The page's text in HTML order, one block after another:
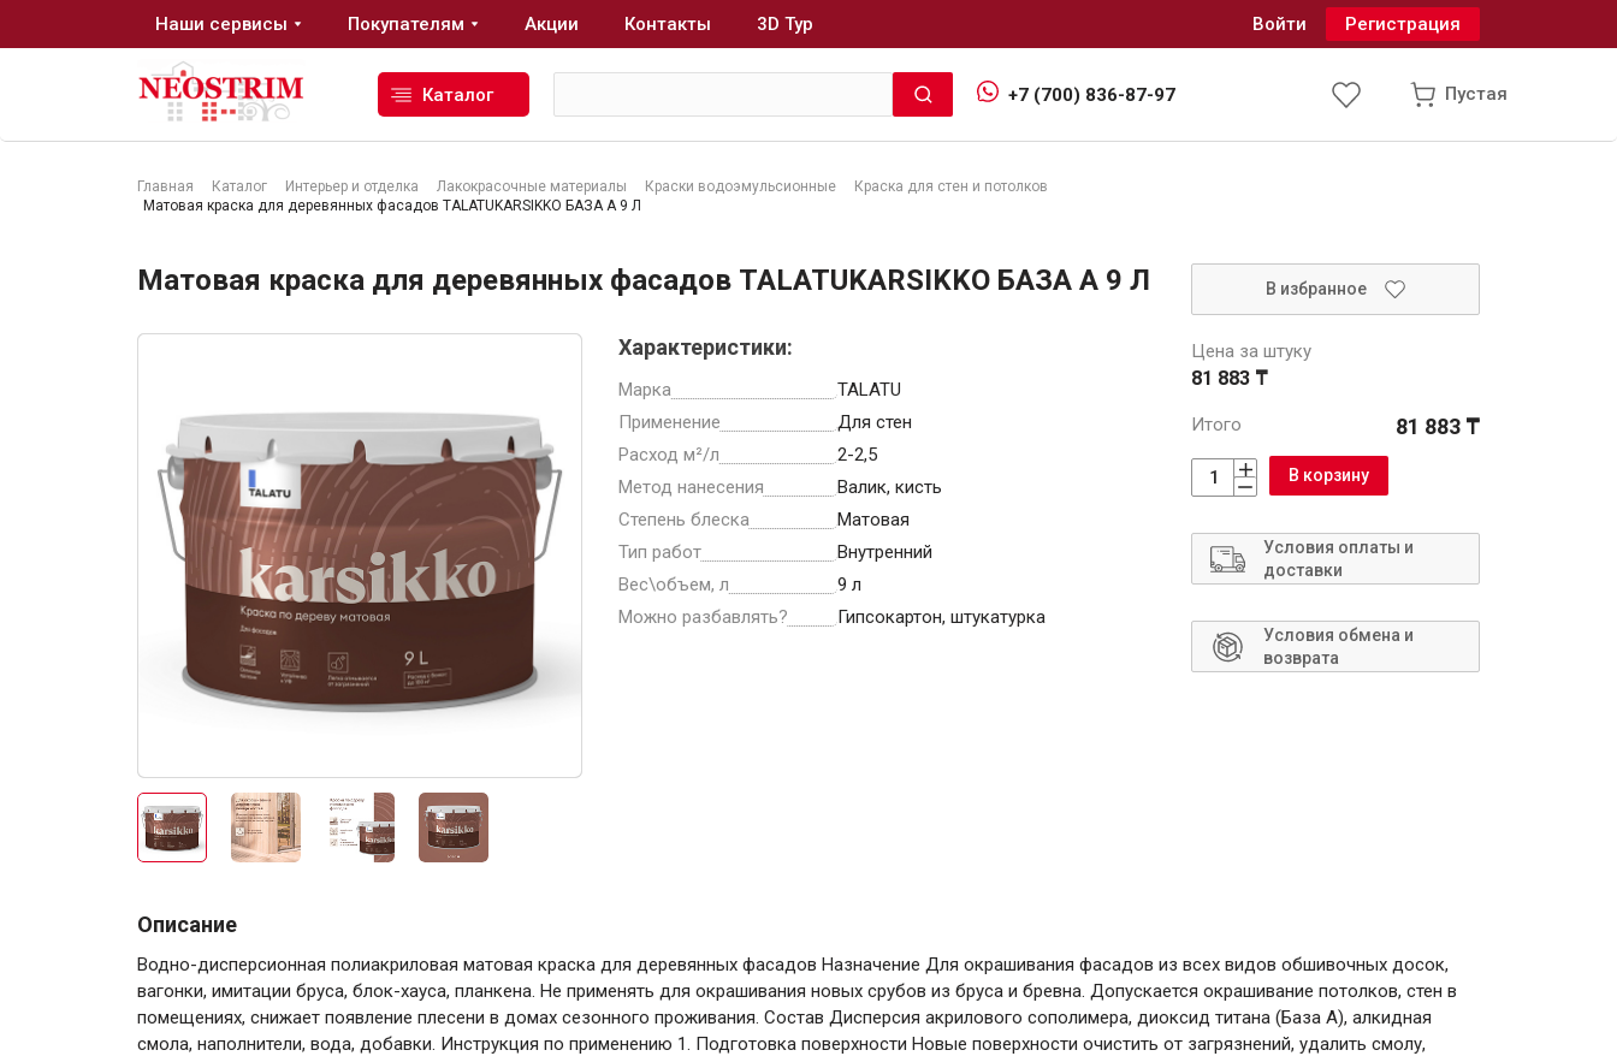
Главная Каталог Интерьер и отделка Лакокрасочные материалы Краски водоэмульсионные
Краска для стен и потолков
Матовая краска для деревянных фасадов TALATUKARSIKKO БАЗА A 9 Л
Матовая краска для деревянных фасадов TALATUKARSIKKO БАЗА A 9 Л
Характеристики:
Марка
TALATU
Применение
Для стен
Расход м²/л
2-2,5
Метод нанесения
Валик, кисть
Степень блеска
Матовая
Тип работ
Внутренний
Вес\объем, л
9 л
Можно разбавлять?
Гипсокартон, штукатурка
В избранное
Цена за штуку
81 883 ₸
Итого 81 883 ₸
В корзину
Условия оплаты и
доставки
Условия обмена и
возврата
Описание
Водно-дисперсионная полиакриловая матовая краска для деревянных фасадов Назначение Для окрашивания фасадов из всех видов обшивочных досок,
вагонки, имитации бруса, блок-хауса, планкена. Не применять для окрашивания новых срубов из бруса и бревна. Допускается окрашивание потолков, стен в
помещениях, снижает появление плесени в домах сезонного проживания. Состав Дисперсия акрилового сополимера, диоксид титана (База А), алкидная
смола, наполнители, вода, добавки. Инструкция по применению 1. Подготовка поверхности Новые поверхности очистить от загрязнений, удалить смолу,
Наши сервисы Покупателям Акции Контакты 3D Тур Войти Регистрация
Каталог +7 (700) 836-87-97 Пустая
Стройматериалы
Сухие строительные смеси
Гидроизоляция
Ещё 2
Лакокрасочные материалы
Клеи, жидкие гвозди
Обои
Ещё 5
Водоснабжение и водоотведение
Электро-оборудование Инструменты
Малярный инструмент
Сантехника
Анкеры
Монтажные ленты
Канаты, шнуры
Товары для бани и сауны
Оборудование для клининга и уборки